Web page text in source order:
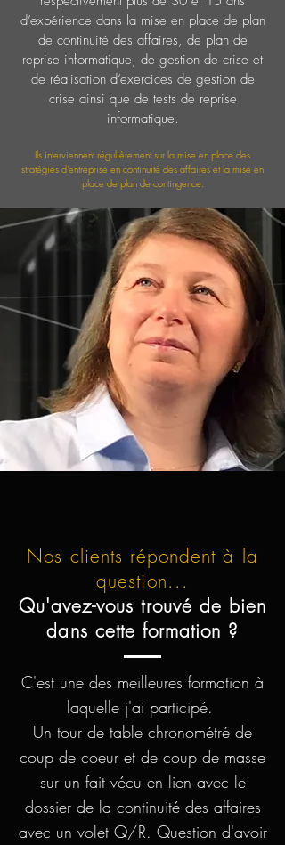
d’expérience dans la mise en place de plan
de continuité des affaires, de plan de
reprise informatique, de gestion de crise et
de réalisation d’exercices de gestion de
crise ainsi que de tests de reprise
informatique.
Ils interviennent régulièrement sur la mise en place des
stratégies d'entreprise en continuité des affaires et la mise en
place de plan de contingence.
Nos clients répondent à la
question...
Qu'avez-vous trouvé de bien
dans cette formation ?
C'est une des meilleures formation à
laquelle j'ai participé.
Un tour de table chronométré de
coup de coeur et de coup de masse
sur un fait vécu en lien avec le
dossier de la continuité des affaires
avec un volet Q/R. Question d'avoir